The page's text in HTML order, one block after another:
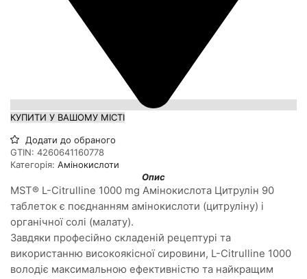
КУПИТИ У ВАШОМУ МІСТІ
Додати до обраного
GTIN: 4260641160778
Категорія: Амінокислоти
Опис
MST® L-Citrulline 1000 mg Амінокислота Цитрулін 90
таблеток є поєднанням амінокислоти (цитруліну) і
органічної солі (малату).
Завдяки професійно складеній рецептурі та
використанню високоякісної сировини, L-Сitrulline 1000
володіє максимальною ефективністю та найкращим